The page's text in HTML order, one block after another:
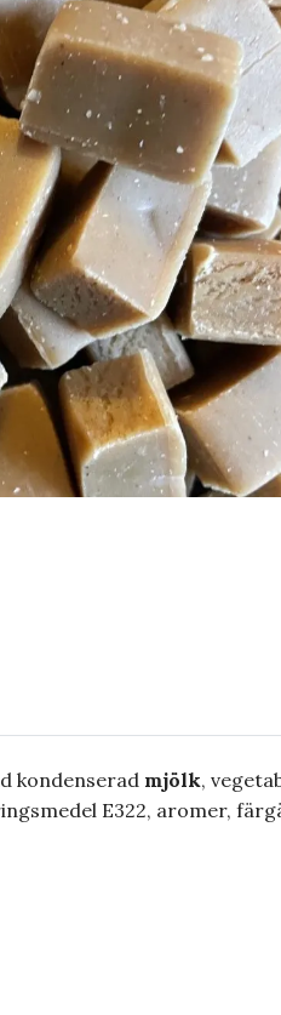
kondenserad mjölk,
E322, aromer,